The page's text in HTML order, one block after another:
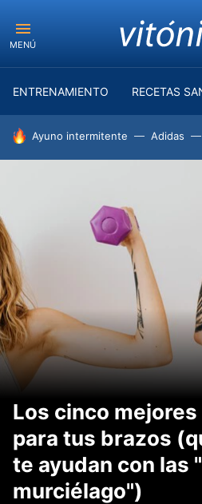
MENÚ
ENTRENAMIENTO RECETAS
HOY SE HABLA DE
Ayuno intermitente Adidas
Los cinco
para tus brazos
te ayudan con las
murciélago")